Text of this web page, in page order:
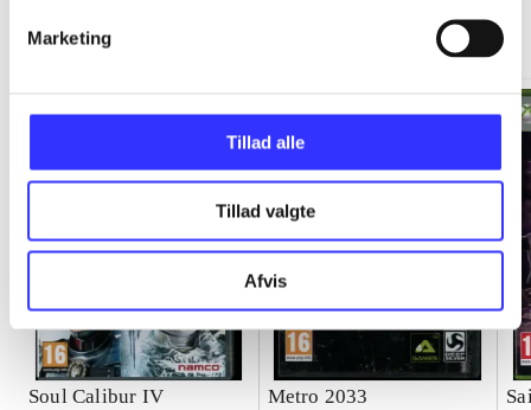
Marketing
Tillad alle
Tillad valgte
Afvis
Gå til serien
Soul Calibur IV
Metro 2033